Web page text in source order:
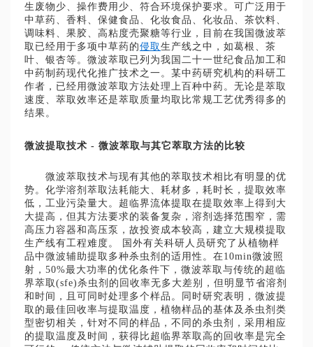
生废物少、操作费用少、符合环境保护要求。可广泛用于
中草药、香料、保健食品、化妆食品、化妆品、茶饮料、
调味料、果胶、高粘度壳聚糖等行业，目前在我国微波萃
取已经用于多项中草药的侵取 生产线之中，如葛根、茶
叶、银杏等。微波萃取已列为我国二十一世纪食品加工和
中药制药现代化推广技术之一。某中药研究机构的科研工
作者，已经用微波萃取方法处理上百种中药。无论是萃取
速度、萃取效率还是萃取质量均取比常规工艺优秀得多的
结果。
微波提取技术 - 微波萃取与其它萃取方法的比较
微波萃取技术与现有其他的萃取技术相比有明显的优
势。化学溶剂萃取法耗能大、耗材多，耗时长，提取效率
低，工业污染量大。超临界流体提取在提取效率上得到大
大提高，但其方法要求的装备复杂，溶剂选择范围窄，需
高压力容器和高压泵，故投资成本较高，建立大规模提取
生产线有工程难度。 国外有关科研人员研究了从植物样
品中微波辅助提取多种杀虫剂的适用性。在10min微波照
射，50%最大功率的优化条件下，微波萃取与传统的超临
界萃取(sfe)杀虫剂的回收率无多大差别，但明显节省溶剂
和时间，且可同时处理多个样品。同时研究表明，微波提
取的最佳回收率与提取温度，植物样品的基体及杀虫剂类
型密切相关，针对不同的样品，不同的杀虫剂，采用相应
的提取温度及时间，获得比超临界萃取高的回收率是完全